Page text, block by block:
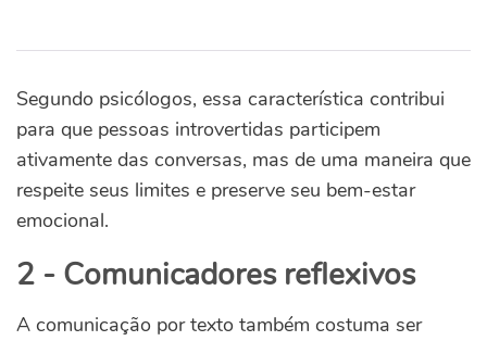
Segundo psicólogos, essa característica contribui
para que pessoas introvertidas participem
ativamente das conversas, mas de uma maneira que
respeite seus limites e preserve seu bem-estar
emocional.
2 - Comunicadores reflexivos
A comunicação por texto também costuma ser